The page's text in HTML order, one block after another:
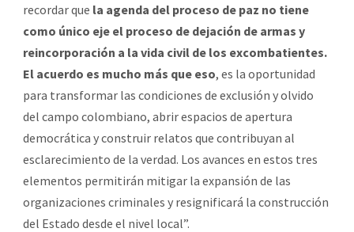
recordar que la agenda del proceso de paz no tiene
como único eje el proceso de dejación de armas y
reincorporación a la vida civil de los excombatientes.
El acuerdo es mucho más que eso, es la oportunidad
para transformar las condiciones de exclusión y olvido
del campo colombiano, abrir espacios de apertura
democrática y construir relatos que contribuyan al
esclarecimiento de la verdad. Los avances en estos tres
elementos permitirán mitigar la expansión de las
organizaciones criminales y resignificará la construcción
del Estado desde el nivel local”.